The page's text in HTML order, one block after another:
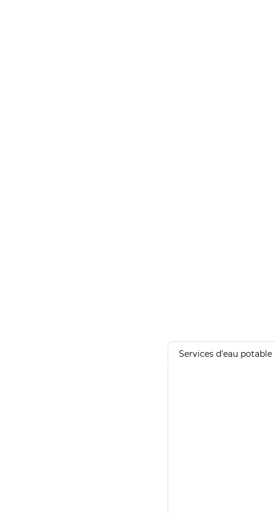
Services d'eau potable